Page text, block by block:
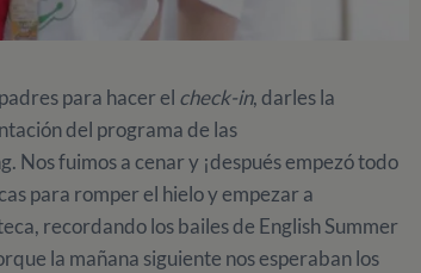
para hacer el check-in, darles la
del programa de las
Nos fuimos a cenar y ¡después empezó todo
para romper el hielo y empezar a
recordando los bailes de English Summer
la mañana siguiente nos esperaban los